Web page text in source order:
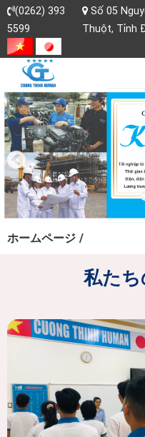
(0262) 393
5599
Số 05
Thuột, Tỉnh
ホームページ /
私た